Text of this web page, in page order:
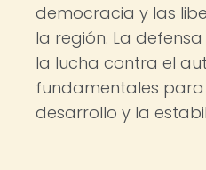
democracia y las
la región. La
la lucha contra el
fundamentales
desarrollo y la